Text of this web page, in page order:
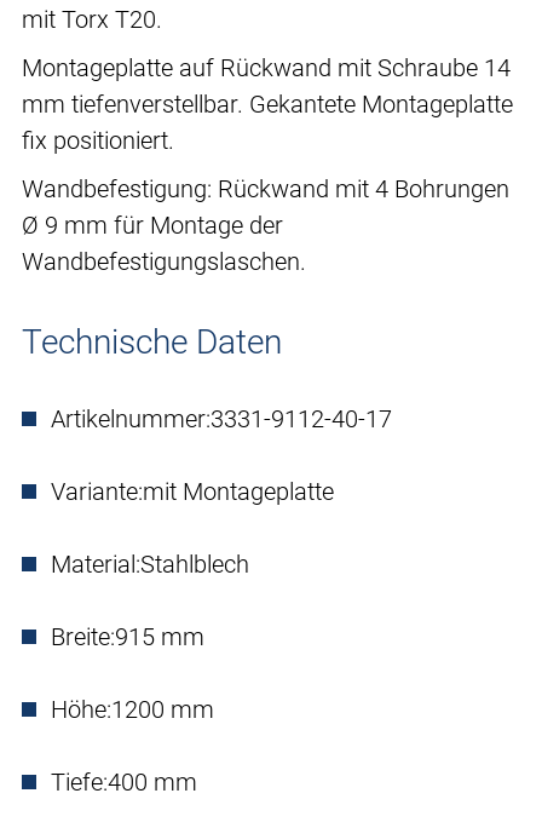
mit Torx T20.
Montageplatte auf Rückwand mit Schraube 14
mm tiefenverstellbar. Gekantete Montageplatte
fix positioniert.
Wandbefestigung: Rückwand mit 4 Bohrungen
Ø 9 mm für Montage der
Wandbefestigungslaschen.
Technische Daten
Artikelnummer:3331-9112-40-17
Variante:mit Montageplatte
Material:Stahlblech
Breite:915 mm
Höhe:1200 mm
Tiefe:400 mm